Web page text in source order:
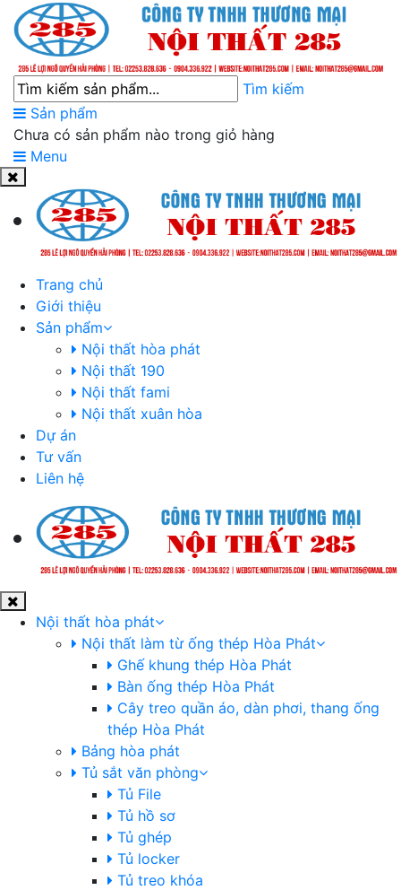
Tìm kiếm
Sản phẩm
Chưa có sản phẩm nào trong giỏ hàng
Menu
Trang chủ
Giới thiệu
Sản phẩm
Nội thất hòa phát
Nội thất 190
Nội thất fami
Nội thất xuân hòa
Dự án
Tư vấn
Liên hệ
Nội thất hòa phát
Nội thất làm từ ống thép Hòa Phát
Ghế khung thép Hòa Phát
Bàn ống thép Hòa Phát
Cây treo quần áo, dàn phơi, thang ống
thép Hòa Phát
Bảng hòa phát
Tủ sắt văn phòng
Tủ File
Tủ hồ sơ
Tủ ghép
Tủ locker
Tủ treo khóa